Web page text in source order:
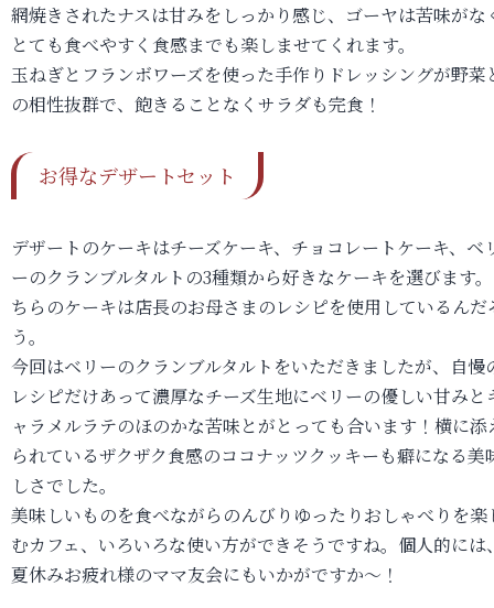
網焼きされたナスは甘みをしっかり感じ、ゴーヤは苦味がな
とても食べやすく食感までも楽しませてくれます。
玉ねぎとフランボワーズを使った手作りドレッシングが野菜
の相性抜群で、飽きることなくサラダも完食！
お得なデザートセット
デザートのケーキはチーズケーキ、チョコレートケーキ、ベ
ーのクランブルタルトの3種類から好きなケーキを選びます
ちらのケーキは店長のお母さまのレシピを使用しているんだ
う。
今回はベリーのクランブルタルトをいただきましたが、自慢
レシピだけあって濃厚なチーズ生地にベリーの優しい甘みと
ャラメルラテのほのかな苦味とがとっても合います！横に添
られているザクザク食感のココナッツクッキーも癖になる美
しさでした。
美味しいものを食べながらのんびりゆったりおしゃべりを楽
むカフェ、いろいろな使い方ができそうですね。個人的には
夏休みお疲れ様のママ友会にもいかがですか～！